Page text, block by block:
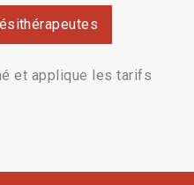
et applique les tarifs